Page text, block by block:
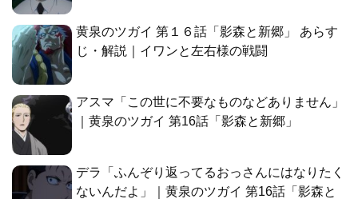
黄泉のツガイ 第１６話「影森と新郷」 あらす
じ・解説｜イワンと左右様の戦闘
アスマ「この世に不要なものなどありません」
｜黄泉のツガイ 第16話「影森と新郷」
デラ「ふんぞり返ってるおっさんにはなりたく
ないんだよ」｜黄泉のツガイ 第16話「影森と